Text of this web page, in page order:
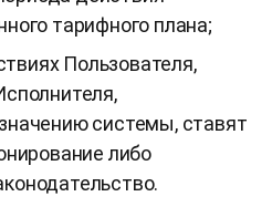
тарифного плана;
Пользователя,
системы, ставят
либо